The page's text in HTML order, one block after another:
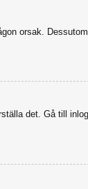
orsak.
det. Gå till